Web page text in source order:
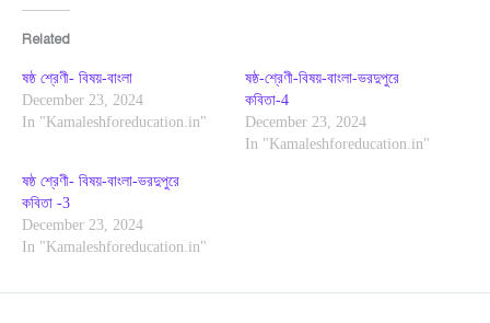
Related
ষষ্ঠ শ্রেণী- বিষয়-বাংলা
December 23, 2024
In "Kamaleshforeducation.in"
ষষ্ঠ-শ্রেণী-বিষয়-বাংলা-ভরদুপুরে
কবিতা-4
December 23, 2024
In "Kamaleshforeducation.in"
ষষ্ঠ শ্রেণী- বিষয়-বাংলা-ভরদুপুরে
কবিতা -3
December 23, 2024
In "Kamaleshforeducation.in"